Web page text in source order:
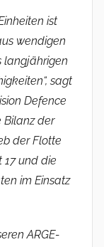
ist
wendigen
langjährigen
sagt
Defence
Bilanz der
der Flotte
17 und die
im Einsatz
ARGE-